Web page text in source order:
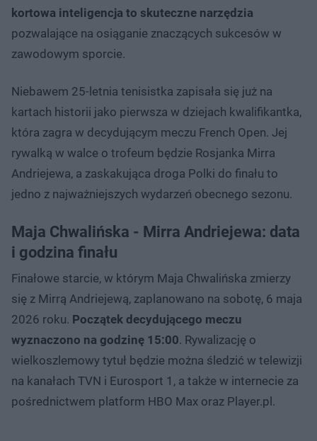
kortowa inteligencja to skuteczne narzędzia
pozwalające na osiąganie znaczących sukcesów w
zawodowym sporcie.
Niebawem 25-letnia tenisistka zapisała się już na
kartach historii jako pierwsza w dziejach kwalifikantka,
która zagra w decydującym meczu French Open. Jej
rywalką w walce o trofeum będzie Rosjanka Mirra
Andriejewa, a zaskakująca droga Polki do finału to
jedno z najważniejszych wydarzeń obecnego sezonu.
Maja Chwalińska - Mirra Andriejewa: data
i godzina finału
Finałowe starcie, w którym Maja Chwalińska zmierzy
się z Mirrą Andriejewą, zaplanowano na sobotę, 6 maja
2026 roku. Początek decydującego meczu
wyznaczono na godzinę 15:00. Rywalizację o
wielkoszlemowy tytuł będzie można śledzić w telewizji
na kanałach TVN i Eurosport 1, a także w internecie za
pośrednictwem platform HBO Max oraz Player.pl.